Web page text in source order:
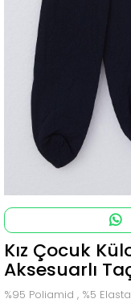
Kız Çocuk
Aksesuarlı
%95 Poliamid , %5